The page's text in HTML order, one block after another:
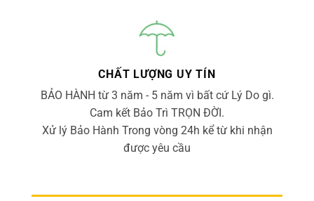
CHẤT LƯỢNG UY TÍN
BẢO HÀNH từ 3 năm - 5 năm vì bất cứ Lý Do gì.
Cam kết Bảo Trì TRỌN ĐỜI.
Xử lý Bảo Hành Trong vòng 24h kể từ khi nhận
được yêu cầu